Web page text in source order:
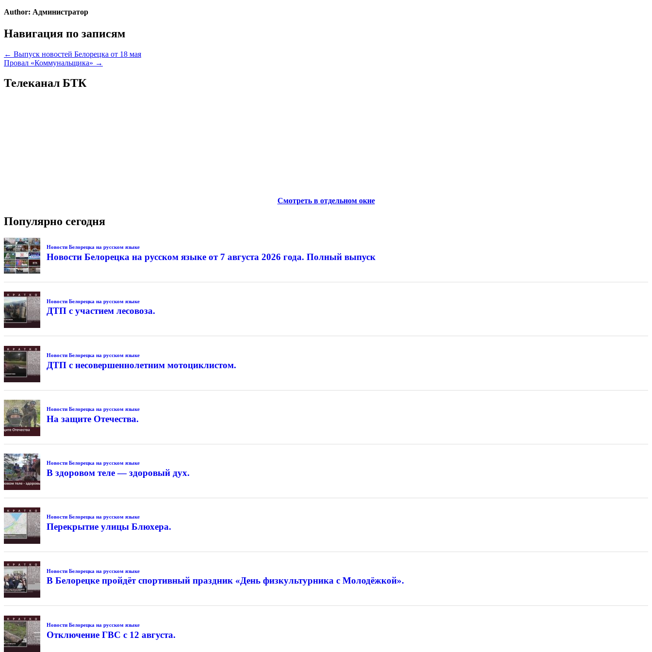
Author: Администратор
Навигация по записям
← Выпуск новостей Белорецка от 18 мая
Провал «Коммунальщика» →
Телеканал БТК
Смотреть в отдельном окне
Популярно сегодня
Новости Белорецка на русском языке
Новости Белорецка на русском языке от 7 августа 2026 года. Полный выпуск
Новости Белорецка на русском языке
ДТП с участием лесовоза.
Новости Белорецка на русском языке
ДТП с несовершеннолетним мотоциклистом.
Новости Белорецка на русском языке
На защите Отечества.
Новости Белорецка на русском языке
В здоровом теле — здоровый дух.
Новости Белорецка на русском языке
Перекрытие улицы Блюхера.
Новости Белорецка на русском языке
В Белорецке пройдёт спортивный праздник «День физкультурника с Молодёжкой».
Новости Белорецка на русском языке
Отключение ГВС с 12 августа.